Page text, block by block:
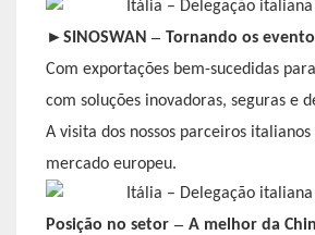
►SINOSWAN – Tornando os
Com exportações bem-sucedidas
com soluções inovadoras, seguras e
A visita dos nossos parceiros
mercado europeu.
Posição no setor – A melhor da